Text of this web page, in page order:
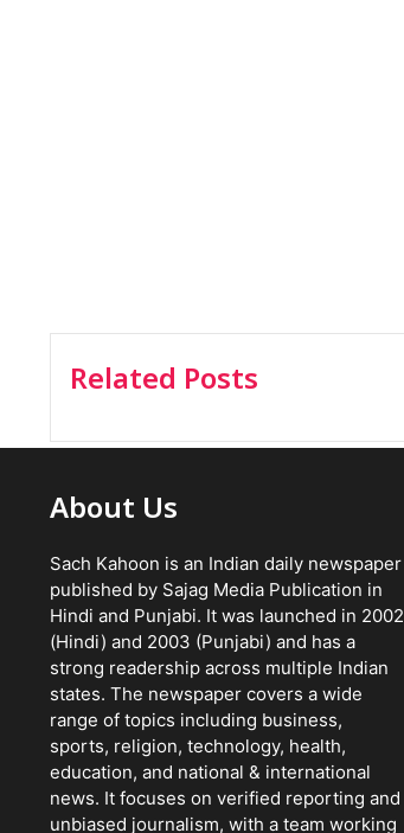
Related Posts
About Us
Sach Kahoon is an Indian daily newspaper
published by Sajag Media Publication in
Hindi and Punjabi. It was launched in 2002
(Hindi) and 2003 (Punjabi) and has a
strong readership across multiple Indian
states. The newspaper covers a wide
range of topics including business,
sports, religion, technology, health,
education, and national & international
news. It focuses on verified reporting and
unbiased journalism, with a team working